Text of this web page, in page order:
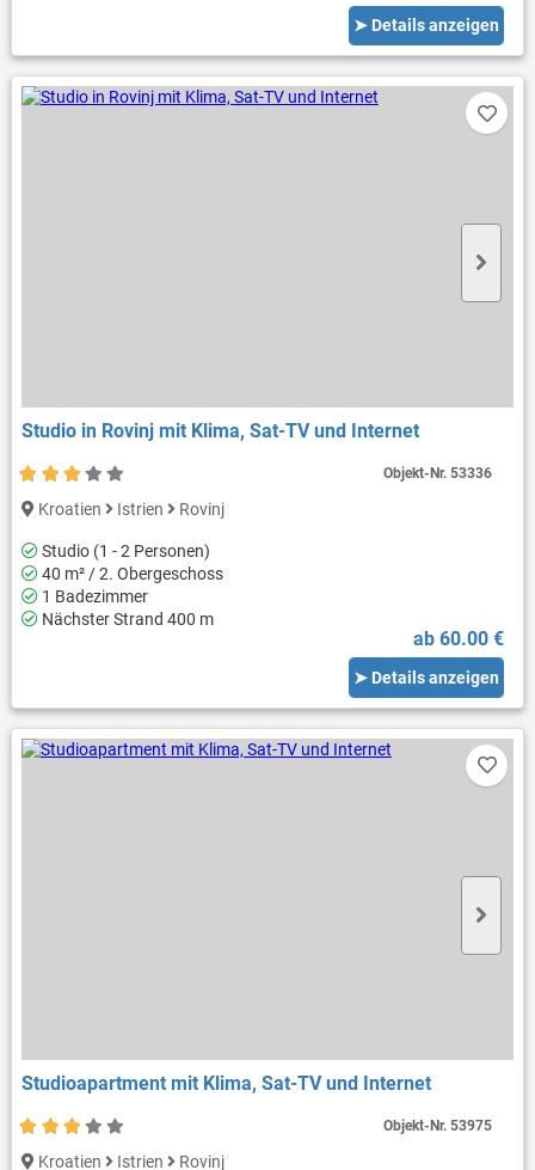
➤ Details anzeigen
Studio in Rovinj mit Klima, Sat-TV und Internet
Kroatien Istrien Rovinj
Studio (1 - 2 Personen)
40 m² / 2. Obergeschoss
1 Badezimmer
Nächster Strand 400 m
ab 60.00 €
➤ Details anzeigen
Objekt-Nr.53336
Studioapartment mit Klima, Sat-TV und Internet
Kroatien Istrien Rovinj
Objekt-Nr.53975